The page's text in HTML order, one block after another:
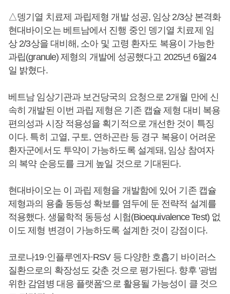
△뎅기열 치료제 과립제형 개발 성공, 임상 2/3상 본격화
현대바이오는 베트남에서 진행 중인 뎅기열 치료제 임
상 2/3상을 대비해, 소아 및 고령 환자도 복용이 가능한
과립(granule) 제형의 개발에 성공했다고 2025년 6월24
일 밝혔다.
베트남 임상기관과 보건당국의 요청으로 2개월 만에 신
속히 개발된 이번 과립 제형은 기존 캡슐 제형 대비 복용
편의성과 시장 적용성을 획기적으로 개선한 것이 특징
이다. 특히 고열, 구토, 연하곤란 등 경구 복용이 어려운
환자군에서도 투약이 가능하도록 설계돼, 임상 참여자
의 복약 순응도를 크게 높일 것으로 기대된다.
현대바이오는 이 과립 제형을 개발함에 있어 기존 캡슐
제형과의 용출 동등성 확보를 염두에 둔 전략적 설계를
적용했다. 생물학적 동등성 시험(Bioequivalence Test) 없
이도 제형 변경이 가능하도록 설계한 것이 강점이다.
코로나19·인플루엔자·RSV 등 다양한 호흡기 바이러스
질환으로의 확장성도 갖춘 것으로 평가된다. 향후 '광범
위한 감염병 대응 플랫폼'으로 활용될 가능성이 클 것으